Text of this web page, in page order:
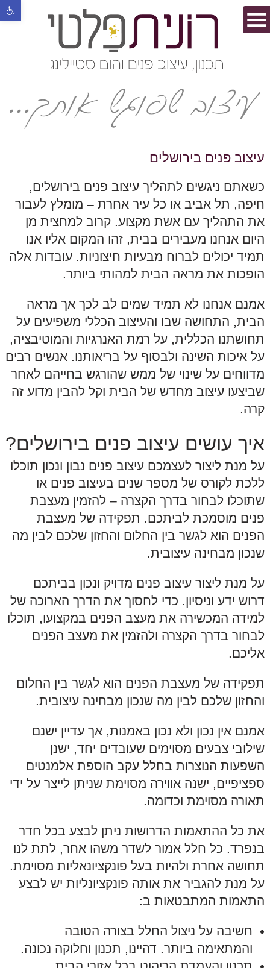
פתח
עיצוב פנים בירושלים
כשאתם ניגשים לתהליך עיצוב פנים בירושלים,
חיפה, תל אביב או כל עיר אחרת – מומלץ לעבור
את התהליך עם אשת מקצוע. קרוב למחצית מן
היום אנחנו מעבירים בבית, זהו המקום אליו אנו
תמיד יכולים לברוח מבעיות חיצוניות. עובדות אלה
הופכות את מראה הבית למהותי ביותר.
אמנם אנחנו לא תמיד שמים לב לכך אך מראה
הבית, התחושה שבו והעיצוב הכללי משפיעים על
תחושתנו הכללית, על רמת האנרגיות והמוטיבציה,
על איכות השינה ולבסוף על בריאותנו. אנשים רבים
מדווחים על שינוי של ממש שהורגש בחייהם לאחר
שביצעו עיצוב מחדש של הבית וקל להבין מדוע זה
קרה.
איך עושים עיצוב פנים בירושלים?
על מנת ליצור לעצמכם עיצוב פנים נבון ונכון תוכלו
ללכת לקורס של מספר שנים בעיצוב פנים או
שתוכלו לבחור בדרך הקצרה – להזמין מעצבת
פנים מוסמכת לביתכם. תפקידה של מעצבת
הפנים הוא לגשר בין החלום והחזון שלכם לבין מה
שנכון מבחינה עיצובית.
על מנת ליצור עיצוב פנים מדויק ונכון בביתכם
דרוש ידע וניסיון. כדי לחסוך את הדרך הארוכה של
למידה המכשירה את מעצב הפנים במקצועו, תוכלו
לבחור בדרך הקצרה ולהזמין את מעצב הפנים
אליכם.
תפקידה של מעצבת הפנים הוא לגשר בין החלום
והחזון שלכם לבין מה שנכון מבחינה עיצובית.
אמנם אין נכון ולא נכון באמנות, אך עדיין ישנם
שילובי צבעים מסוימים שעובדים יחד, ישנן
השפעות הנוצרות בחלל עקב הוספת אלמנטים
ספציפיים, ישנה אווירה מסוימת שניתן לייצר על ידי
תאורה מסוימת וכדומה.
את כל ההתאמות הדרושות ניתן לבצע בכל חדר
בנפרד. כל חלל אמור לשדר משהו אחר, לתת לנו
תחושה אחרת ולהיות בעל פונקציונאליות מסוימת.
על מנת להגביר את אותה פונקציונליות יש לבצע
התאמות המתבטאות ב:
חשיבה על ניצול החלל בצורה הטובה
והמתאימה ביותר. דהיינו, תכנון וחלוקה נכונה.